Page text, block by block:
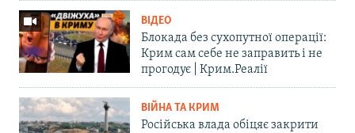
ВІДЕО
Блокада без сухопутної операції:
Крим сам себе не заправить і не
прогодує | Крим.Реалії
ВІЙНА ТА КРИМ
Російська влада обіцяє закрити